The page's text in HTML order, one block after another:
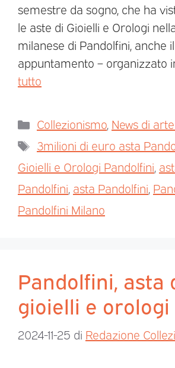
semestre da sogno, che ha
le aste di Gioielli e Orologi
milanese di Pandolfini, anche
appuntamento – organizzato
tutto
Collezionismo, News di
3milioni di euro asta
Gioielli e Orologi Pandolfini,
Pandolfini, asta Pandolfini,
Pandolfini Milano
Pandolfini, asta
gioielli e orologi
2024-11-25 di Redazione